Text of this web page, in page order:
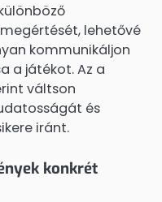
lehetővé
kommunikáljon
a játékot. Az a
váltson
és
iránt.
konkrét